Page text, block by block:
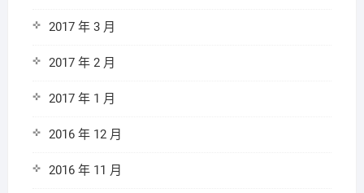
2017 年 3 月
2017 年 2 月
2017 年 1 月
2016 年 12 月
2016 年 11 月